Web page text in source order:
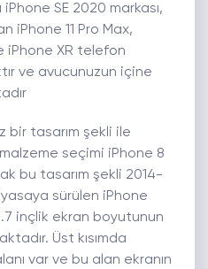
SE 2020 markası,
iPhone 11 Pro Max,
iPhone XR telefon
ve avucunuzun içine
bir tasarım şekli ile
seçimi iPhone 8
bu tasarım şekli 2014-
sürülen iPhone
inçlik ekran boyutunun
Üst kısımda
var ve bu alan ekranın